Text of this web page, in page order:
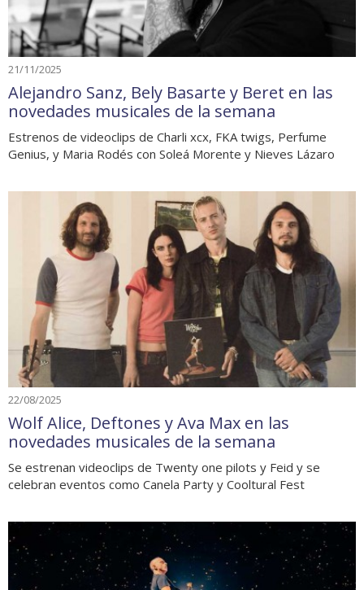
21/11/2025
Alejandro Sanz, Bely Basarte y Beret en las
novedades musicales de la semana
Estrenos de videoclips de Charli xcx, FKA twigs, Perfume
Genius, y Maria Rodés con Soleá Morente y Nieves Lázaro
22/08/2025
Wolf Alice, Deftones y Ava Max en las
novedades musicales de la semana
Se estrenan videoclips de Twenty one pilots y Feid y se
celebran eventos como Canela Party y Cooltural Fest